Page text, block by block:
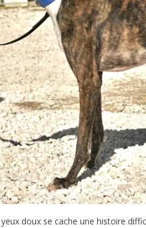
doux se cache une histoire